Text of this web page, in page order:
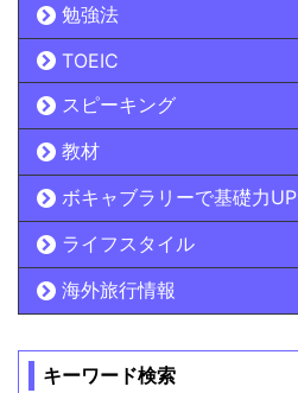
勉強法
TOEIC
スピーキング
教材
ボキャブラリーで基礎力UP
ライフスタイル
海外旅行情報
キーワード検索